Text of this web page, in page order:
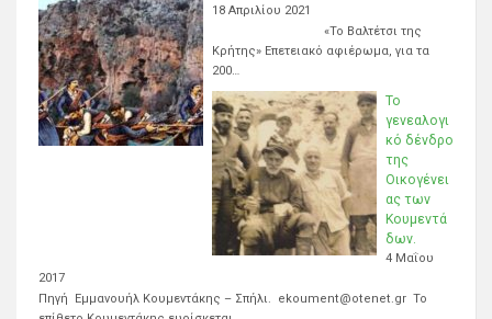
18 Απριλίου 2021
«Το Βαλτέτσι της
Κρήτης» Επετειακό αφιέρωμα, για τα
200…
Το
γενεαλογι
κό δένδρο
της
Οικογένει
ας των
Κουμεντά
δων.
4 Μαΐου
2017
Πηγή Εμμανουήλ Κουμεντάκης – Σπήλι. ekoument@otenet.gr Το